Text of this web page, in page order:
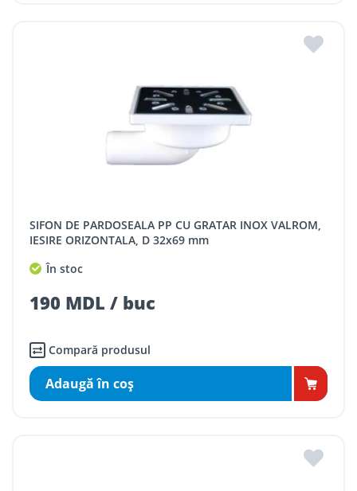
SIFON DE PARDOSEALA PP CU GRATAR INOX VALROM,
IESIRE ORIZONTALA, D 32x69 mm
În stoc
190 MDL / buc
Compară produsul
Adaugă în coş